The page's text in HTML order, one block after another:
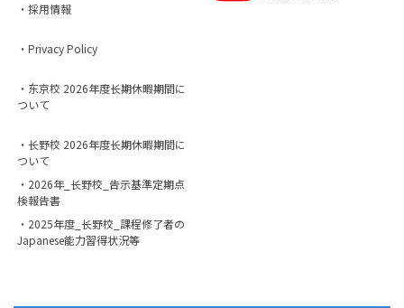
・採用情報
・Privacy Policy
・东京校 2026年度长期休暇期間に
ついて
・长野校 2026年度长期休暇期間に
ついて
・2026年_长野校_告示基準定期点
検報告書
・2025年度_长野校_課程修了者の
Japanese能力習得状況等